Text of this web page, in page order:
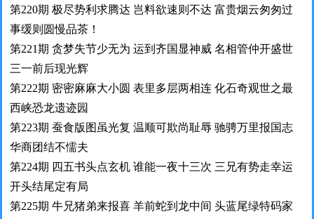
第220期 极尽势利求腾达 岂料欲速则不达 富贵烟云匆匆过
事缓则圆慢品茶！
第221期 贪梦失节少无为 运到齐国显神威 名相管仲开盛世
三一前后现光辉
第222期 密密麻麻大小圆 表里多层两相连 化石奇观世之最
西峡恐龙遗迹园
第223期 蚕食版图虽光复 温顺可欺尚耻辱 驰骋万里报国志
华商团结不懦夫
第224期 四五书头点玄机 谁能一夜十三次 三兄有势走幸运
开头结尾定有局
第225期 牛兄猪弟来报喜 羊前蛇到龙中间 头蓝尾绿特码家